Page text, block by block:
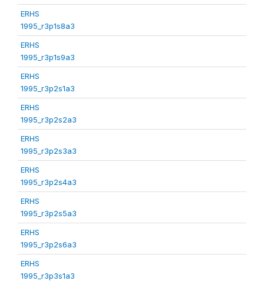
ERHS
1995_r3p1s8a3
ERHS
1995_r3p1s9a3
ERHS
1995_r3p2s1a3
ERHS
1995_r3p2s2a3
ERHS
1995_r3p2s3a3
ERHS
1995_r3p2s4a3
ERHS
1995_r3p2s5a3
ERHS
1995_r3p2s6a3
ERHS
1995_r3p3s1a3